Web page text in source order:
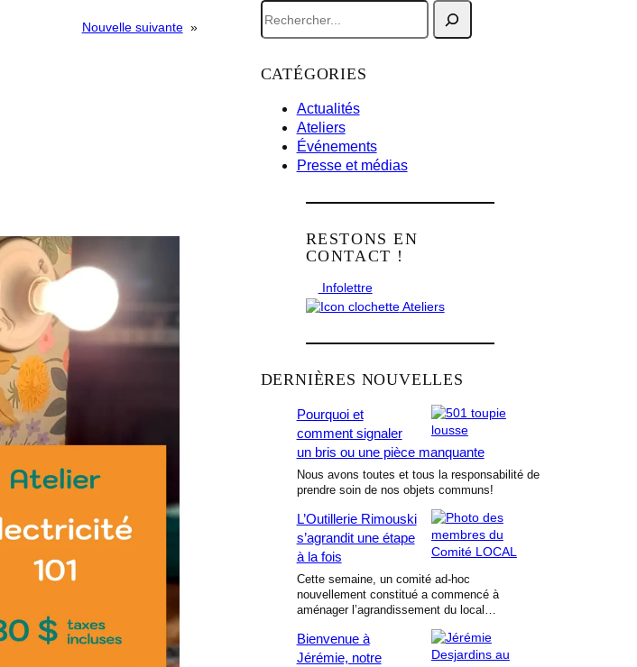
Nouvelle suivante »
R
e
h
e
CATÉGORIES
Actualités
Ateliers
Événements
Presse et médias
RESTONS EN
CONTACT !
Infolettre
Ateliers
DERNIÈRES NOUVELLES
Pourquoi et
comment signaler
un bris ou une pièce manquante
Nous avons toutes et tous la responsabilité de
prendre soin de nos objets communs!
L’Outillerie Rimouski
s’agrandit une étape
à la fois
Cette semaine, un comité ad-hoc
nouvellement constitué a commencé à
aménager l’agrandissement du local…
Bienvenue à
Jérémie, notre